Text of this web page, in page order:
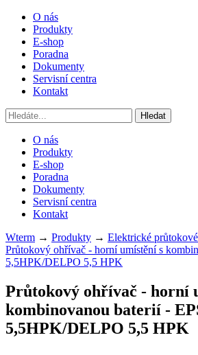
O nás
Produkty
E-shop
Poradna
Dokumenty
Servisní centra
Kontakt
O nás
Produkty
E-shop
Poradna
Dokumenty
Servisní centra
Kontakt
Wterm → Produkty → Elektrické
Průtokový ohřívač - horní umístění s
5,5HPK/DELPO 5,5 HPK
Průtokový ohřívač - horní
kombinovanou baterií -
5,5HPK/DELPO 5,5 HPK